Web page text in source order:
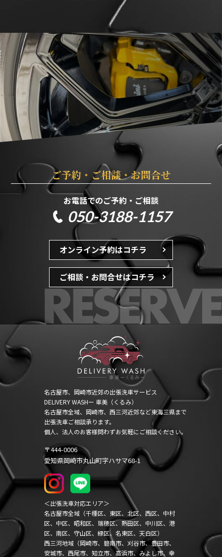
ご予約 ・ ご相談 ・お問合せ
お電話でのご予約・ご相談
050-3188-1157
オンライン予約はコチラ
ご相談・お問合せはコチラ
名古屋市、岡崎市近郊の出張洗車サービス
DELIVERY WASHー 車美（くるみ）
名古屋市全域、岡崎市、西三河近郊など東海三県まで
出張洗車ご相談承ります。
個人、法人のお客様問わずお気軽にご相談ください。
〒444-0006
愛知県岡崎市丸山町字ハサマ68-1
＜出張洗車対応エリア＞
名古屋市全域（千種区、東区、北区、西区、中村
区、中区、昭和区、瑞穂区、熱田区、中川区、港
区、南区、守山区、緑区、名東区、天白区）
西三河地域（岡崎市、碧南市、刈谷市、豊田市、
安城市、西尾市、知立市、高浜市、みよし市、幸